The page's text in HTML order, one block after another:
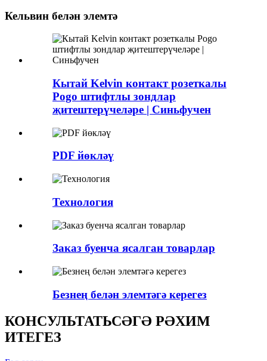
Кельвин белән элемтә
Кытай Kelvin контакт розеткалы
Pogo штифтлы зондлар
җитештерүчеләре | Синьфучен
PDF йөкләү
Технология
Заказ буенча ясалган товарлар
Безнең белән элемтәгә керегез
КОНСУЛЬТАТЬСӘГӘ РӘХИМ
ИТЕГЕЗ